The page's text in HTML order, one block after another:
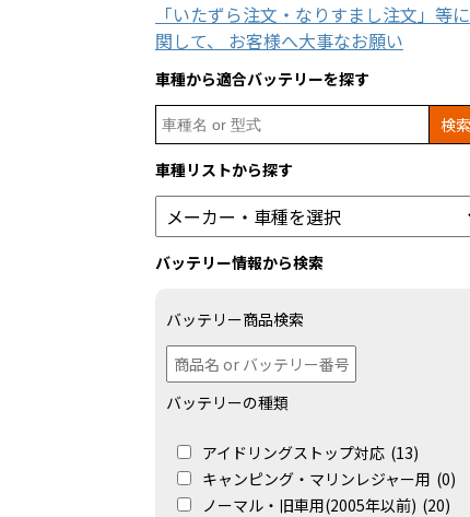
「いたずら注文・なりすまし注文」等に
関して、 お客様へ大事なお願い
車種から適合バッテリーを探す
Search
for:
車種リストから探す
バッテリー情報から検索
バッテリー商品検索
バッテリーの種類
アイドリングストップ対応 (13)
キャンピング・マリンレジャー用 (0)
ノーマル・旧車用(2005年以前) (20)